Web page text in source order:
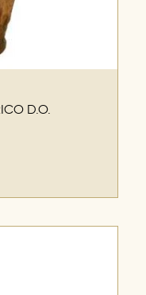
D.O.